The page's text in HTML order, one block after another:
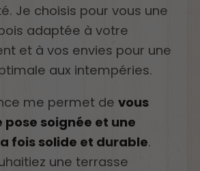
Je choisis pour vous une
adaptée à votre
et à vos envies pour une
aux intempéries.
me permet de vous
soignée et une
fois solide et durable.
une terrasse